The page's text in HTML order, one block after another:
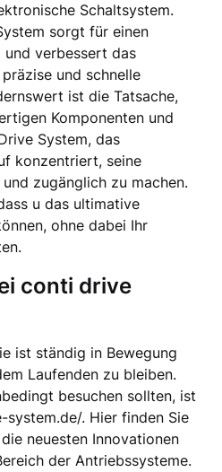
Schaltsystem.
sorgt für einen
und verbessert das
und schnelle
ist die Tatsache,
Komponenten und
System, das
konzentriert, seine
zugänglich zu machen.
u das ultimative
ohne dabei Ihr
conti drive
ist ständig in Bewegung
Laufenden zu bleiben.
besuchen sollten, ist
. Hier finden Sie
neuesten Innovationen
der Antriebssysteme.